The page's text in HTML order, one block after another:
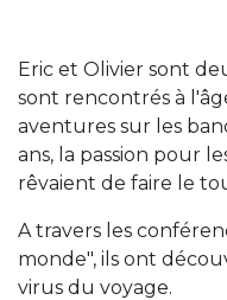
Eric et Olivier sont
sont rencontrés à
aventures sur les
ans, la passion pour
rêvaient de faire le
A travers les
monde", ils ont
virus du voyage.